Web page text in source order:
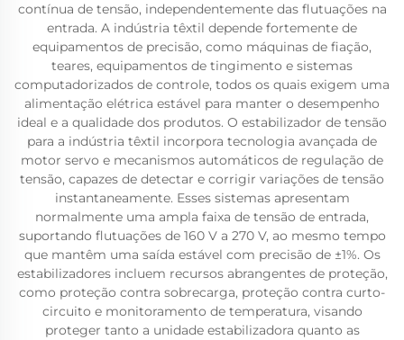
contínua de tensão, independentemente das flutuações na
entrada. A indústria têxtil depende fortemente de
equipamentos de precisão, como máquinas de fiação,
teares, equipamentos de tingimento e sistemas
computadorizados de controle, todos os quais exigem uma
alimentação elétrica estável para manter o desempenho
ideal e a qualidade dos produtos. O estabilizador de tensão
para a indústria têxtil incorpora tecnologia avançada de
motor servo e mecanismos automáticos de regulação de
tensão, capazes de detectar e corrigir variações de tensão
instantaneamente. Esses sistemas apresentam
normalmente uma ampla faixa de tensão de entrada,
suportando flutuações de 160 V a 270 V, ao mesmo tempo
que mantêm uma saída estável com precisão de ±1%. Os
estabilizadores incluem recursos abrangentes de proteção,
como proteção contra sobrecarga, proteção contra curto-
circuito e monitoramento de temperatura, visando
proteger tanto a unidade estabilizadora quanto as